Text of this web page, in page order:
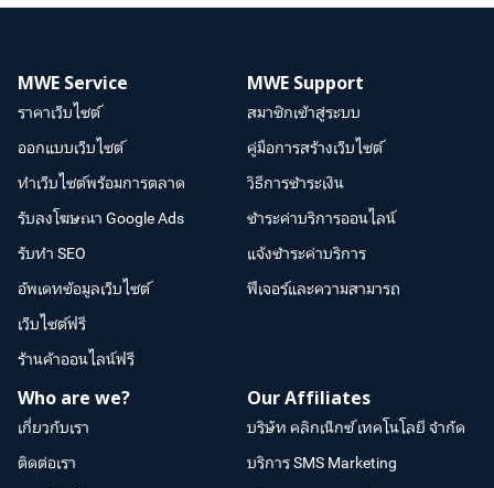
MWE Service
ราคาเว็บไซต์
ออกแบบเว็บไซต์
ทำเว็บไซต์พร้อมการตลาด
รับลงโฆษณา Google Ads
รับทำ SEO
อัพเดทข้อมูลเว็บไซต์
เว็บไซต์ฟรี
ร้านค้าออนไลน์ฟรี
MWE Support
สมาชิกเข้าสู่ระบบ
คู่มือการสร้างเว็บไซต์
วิธีการชำระเงิน
ชำระค่าบริการออนไลน์
แจ้งชำระค่าบริการ
ฟีเจอร์และความสามารถ
Who are we?
เกี่ยวกับเรา
ติดต่อเรา
Our Affiliates
บริษัท คลิกเน็กซ์ เทคโนโลยี จำกัด
บริการ SMS Marketing